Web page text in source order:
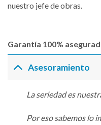
nuestro jefe de obras.
Garantía 100%
Asesoramiento
La seriedad es
Por eso sabemos lo